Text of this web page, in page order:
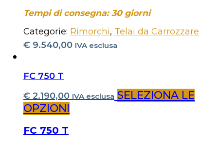
Tempi di consegna: 30 giorni
Categorie: Rimorchi, Telai da Carrozzare
€ 9.540,00 IVA esclusa
FC 750 T
€ 2.190,00 IVA esclusa SELEZIONA LE
OPZIONI
FC 750 T